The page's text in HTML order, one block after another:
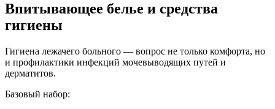
Впитывающее белье и средства
гигиены
Гигиена лежачего больного — вопрос не только комфорта, но
и профилактики инфекций мочевыводящих путей и
дерматитов.
Базовый набор: